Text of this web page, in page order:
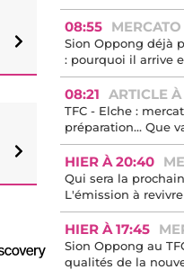
08:55 MERCATO
Sion Oppong déjà
: pourquoi il arrive
08:21 ARTICLE
TFC - Elche :
préparation… Que
HIER À 20:40
Qui sera la
L'émission à
HIER À 17:45
Sion Oppong au
qualités de la